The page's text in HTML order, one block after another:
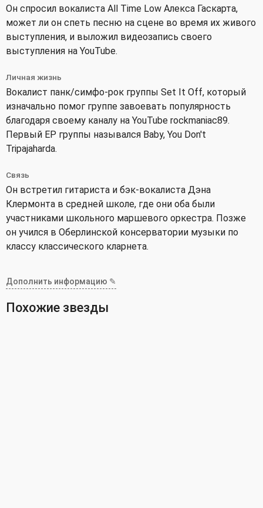
Он спросил вокалиста All Time Low Алекса Гаскарта,
может ли он спеть песню на сцене во время их живого
выступления, и выложил видеозапись своего
выступления на YouTube.
Личная жизнь
Вокалист панк/симфо-рок группы Set It Off, который
изначально помог группе завоевать популярность
благодаря своему каналу на YouTube rockmaniac89.
Первый EP группы назывался Baby, You Don't
Tripajaharda.
Связь
Он встретил гитариста и бэк-вокалиста Дэна
Клермонта в средней школе, где они оба были
участниками школьного маршевого оркестра. Позже
он учился в Оберлинской консерватории музыки по
классу классического кларнета.
Дополнить информацию ✎
Похожие звезды